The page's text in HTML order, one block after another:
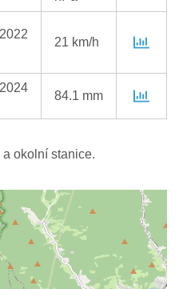
21 km/h
84.1 mm
okolní stanice.